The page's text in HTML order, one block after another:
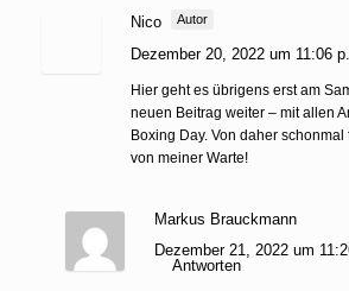
Nico Autor
Dezember 20, 2022 um 11:06
Hier geht es übrigens erst am
neuen Beitrag weiter – mit allen
Boxing Day. Von daher
von meiner Warte!
Markus Brauckmann
Dezember 21, 2022 um
Antworten